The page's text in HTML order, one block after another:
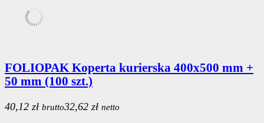
FOLIOPAK Koperta kurierska 400x500 mm +
50 mm (100 szt.)
40,12 zł brutto32,62 zł netto